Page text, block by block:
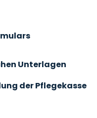
Unterlagen
der Pflegekasse